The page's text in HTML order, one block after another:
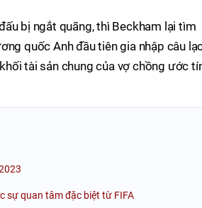
bị ngắt quãng, thì Beckham lại tìm
quốc Anh đầu tiên gia nhập câu
tài sản chung của vợ chồng ước
sự quan tâm đặc biệt từ FIFA